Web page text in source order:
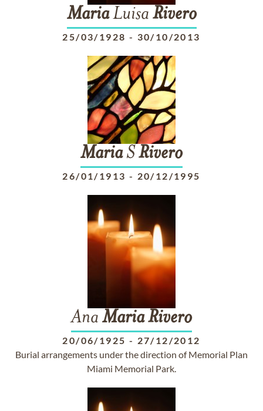
MariaLuisa Rivero
25/03/1928 - 30/10/2013
MariaSRivero
26/01/1913 - 20/12/1995
Ana MariaRivero
20/06/1925 - 27/12/2012
Burial arrangements under the direction of Memorial Plan
Miami Memorial Park.